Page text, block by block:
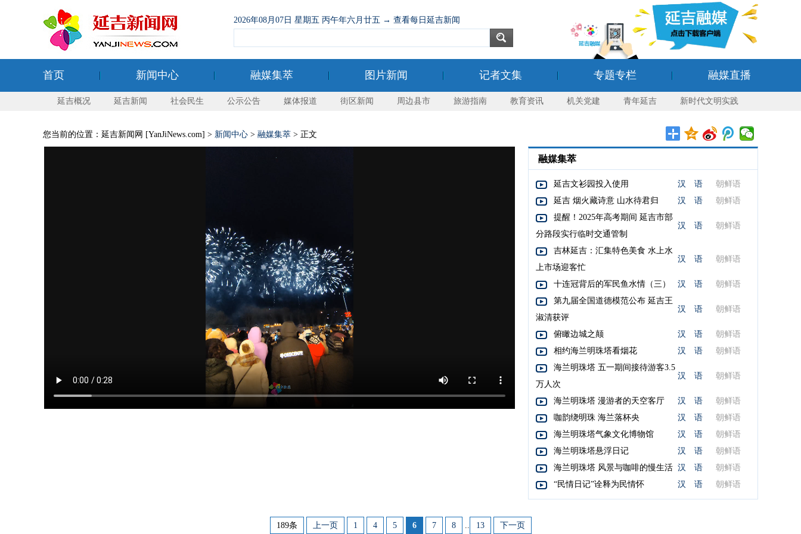
2026年08月07日 星期五 丙午年六月廿五 → 查看每日延吉新闻
首页 新闻中心 融媒集萃 图片新闻 记者文集 专题专栏 融媒直播
延吉概况 延吉新闻 社会民生 公示公告 媒体报道 街区新闻 周边县市 旅游指南 教育资讯 机关党建 青年延吉 新时代文明实践
您当前的位置：延吉新闻网 [YanJiNews.com] > 新闻中心 > 融媒集萃 > 正文
融媒集萃
延吉文衫园投入使用 汉 语
朝鲜语
延吉 烟火藏诗意 山水待君归
汉 语
朝鲜语
提醒！2025年高考期间 延吉市部
分路段实行临时交通管制
汉 语 朝鲜语
吉林延吉：汇集特色美食 水上水
上市场迎客忙
汉 语 朝鲜语
十连冠背后的军民鱼水情（三） 汉 语
朝鲜语
第九届全国道德模范公布 延吉王
淑清获评
汉 语 朝鲜语
俯瞰边城之颠 汉 语
朝鲜语
相约海兰明珠塔看烟花
汉 语
朝鲜语
海兰明珠塔 五一期间接待游客3.5
万人次
汉 语 朝鲜语
海兰明珠塔 漫游者的天空客厅 汉 语
朝鲜语
咖韵绕明珠 海兰落杯央
汉 语
朝鲜语
海兰明珠塔气象文化博物馆
汉 语
朝鲜语
海兰明珠塔悬浮日记
汉 语
朝鲜语
海兰明珠塔 风景与咖啡的慢生活 汉 语
朝鲜语
“民情日记”诠释为民情怀
汉 语 朝鲜语
189条 上一页 1 4 5 6 7 8 .. 13 下一页